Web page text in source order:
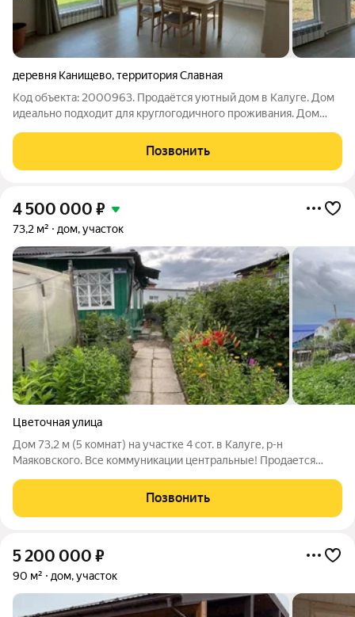
деревня Канищево,территория Славная
Код объекта: 2000963. Продаётся уютный дом в Калуге. Дом
идеально подходит для круглогодичного проживания. Дом
площадью - 22,8 м2.
Позвонить
4 500 000 ₽
73,2 м² дом, участок
Цветочная улица
Дом 73,2 м (5 комнат) на участке 4 сот. в Калуге, р-н
Маяковского. Все коммуникации центральные! Продается
Маяковского в Калуге. Идеальный вариант для тех, кто хочет
жить в своем доме с комфортом
Позвонить
5 200 000 ₽
90 м² дом, участок